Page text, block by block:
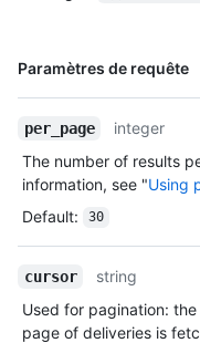
Paramètres de requête
Nom, Type,
per_page
integer
The number of results
information, see "Using
Default: 30
cursor
string
Used for pagination:
page of deliveries is